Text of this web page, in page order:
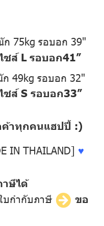
ก 75kg รอบอก 39"
ซส์ L รอบอก41”
49kg รอบอก 32"
ซส์ S รอบอก33”
ค้าทุกคนแฮปปี้ :)
IN THAILAND] ♥
ษีได้
บกำกับภาษี
ขอ